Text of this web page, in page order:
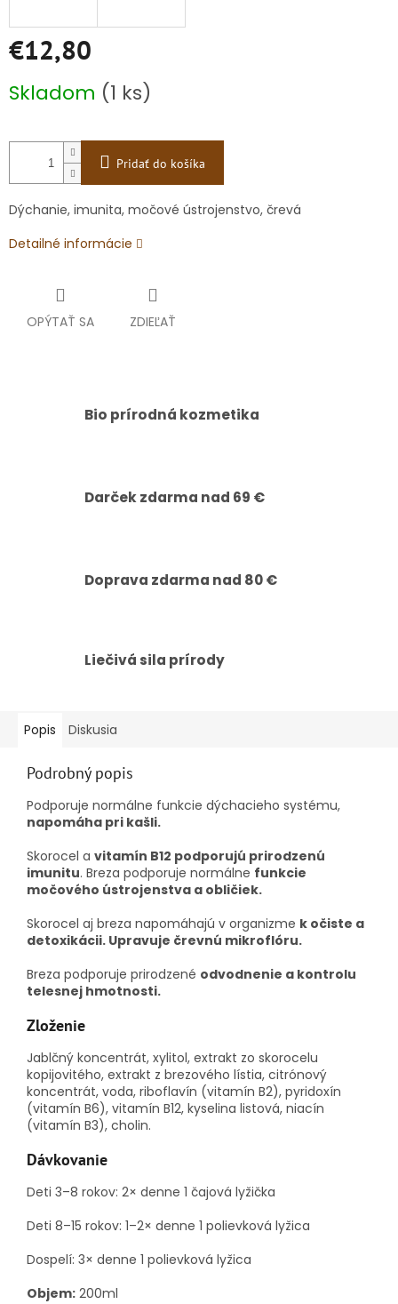
€12,80
cena:
Skladom (1 ks)
Pridať do košíka
Dýchanie, imunita, močové ústrojenstvo, črevá
Detailné informácie
OPÝTAŤ SA ZDIEĽAŤ
Bio prírodná kozmetika
Darček zdarma nad 69 €
Doprava zdarma nad 80 €
Liečivá sila prírody
Popis Diskusia
Podrobný popis
Podporuje normálne funkcie dýchacieho systému,
napomáha pri kašli.
Skorocel a vitamín B12 podporujú prirodzenú
imunitu. Breza podporuje normálne funkcie
močového ústrojenstva a obličiek.
Skorocel aj breza napomáhajú v organizme k očiste a
detoxikácii. Upravuje črevnú mikroflóru.
Breza podporuje prirodzené odvodnenie a kontrolu
telesnej hmotnosti.
Zloženie
Jablčný koncentrát, xylitol, extrakt zo skorocelu
kopijovitého, extrakt z brezového lístia, citrónový
koncentrát, voda, riboflavín (vitamín B2), pyridoxín
(vitamín B6), vitamín B12, kyselina listová, niacín
(vitamín B3), cholin.
Dávkovanie
Deti 3–8 rokov: 2× denne 1 čajová lyžička
Deti 8–15 rokov: 1–2× denne 1 polievková lyžica
Dospelí: 3× denne 1 polievková lyžica
Objem: 200ml